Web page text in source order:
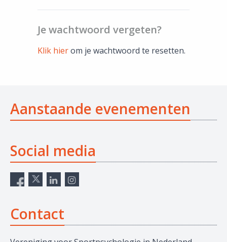
Je wachtwoord vergeten?
Klik hierom je wachtwoord te resetten.
Aanstaande evenementen
Social media
Contact